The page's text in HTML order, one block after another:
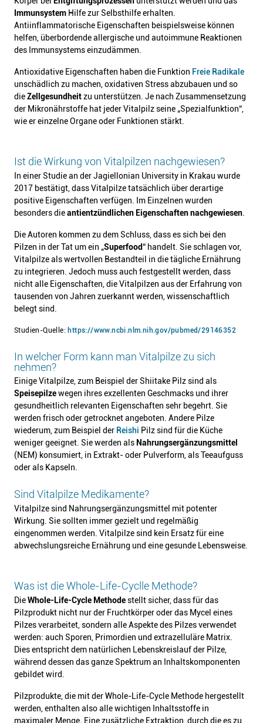
Immunsystem Hilfe zur Selbsthilfe erhalten.
Antiinflammatorische Eigenschaften beispielsweise können
helfen, überbordende allergische und autoimmune Reaktionen
des Immunsystems einzudämmen.
Antioxidative Eigenschaften haben die Funktion Freie Radikale
unschädlich zu machen, oxidativen Stress abzubauen und so
dieZellgesundheitzu unterstützen. Je nach Zusammensetzung
der Mikronährstoffe hat jeder Vitalpilz seine „Spezialfunktion“,
wie er einzelne Organe oder Funktionen stärkt.
Ist die Wirkung von Vitalpilzen nachgewiesen?
In einer Studie an der Jagiellonian University in Krakau wurde
2017 bestätigt, dass Vitalpilze tatsächlich über derartige
positive Eigenschaften verfügen. Im Einzelnen wurden
besonders dieantientzündlichen Eigenschaften nachgewiesen.
Die Autoren kommen zu dem Schluss, dass es sich bei den
Pilzen in der Tat um ein „Superfood“ handelt. Sie schlagen vor,
Vitalpilze als wertvollen Bestandteil in die tägliche Ernährung
zu integrieren. Jedoch muss auch festgestellt werden, dass
nicht alle Eigenschaften, die Vitalpilzen aus der Erfahrung von
tausenden von Jahren zuerkannt werden, wissenschaftlich
belegt sind.
Studien-Quelle: https://www.ncbi.nlm.nih.gov/pubmed/29146352
In welcher Form kann man Vitalpilze zu sich
nehmen?
Einige Vitalpilze, zum Beispiel der Shiitake Pilz sind als
Speisepilzewegen ihres exzellenten Geschmacks und ihrer
gesundheitlich relevanten Eigenschaften sehr begehrt. Sie
werden frisch oder getrocknet angeboten. Andere Pilze
wiederum, zum Beispiel der Reishi Pilz sind für die Küche
weniger geeignet. Sie werden als Nahrungsergänzungsmittel
(NEM) konsumiert, in Extrakt- oder Pulverform, als Teeaufguss
oder als Kapseln.
Sind Vitalpilze Medikamente?
Vitalpilze sind Nahrungsergänzungsmittel mit potenter
Wirkung. Sie sollten immer gezielt und regelmäßig
eingenommen werden. Vitalpilze sind kein Ersatz für eine
abwechslungsreiche Ernährung und eine gesunde Lebensweise.
Was ist die Whole-Life-Cyclle Methode?
DieWhole-Life-Cycle Methodestellt sicher, dass für das
Pilzprodukt nicht nur der Fruchtkörper oder das Mycel eines
Pilzes verarbeitet, sondern alle Aspekte des Pilzes verwendet
werden: auch Sporen, Primordien und extrazelluläre Matrix.
Dies entspricht dem natürlichen Lebenskreislauf der Pilze,
während dessen das ganze Spektrum an Inhaltskomponenten
gebildet wird.
Pilzprodukte, die mit der Whole-Life-Cycle Methode hergestellt
werden, enthalten also alle wichtigen Inhaltsstoffe in
maximaler Menge. Eine zusätzliche Extraktion, durch die es zu